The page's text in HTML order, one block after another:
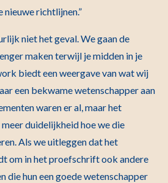
nieuwe richtlijnen.”
niet het geval. We gaan de
maken terwijl je midden in je
biedt een weergave van wat wij
een bekwame wetenschapper aan
waren er al, maar het
duidelijkheid hoe we die
Als we uitleggen dat het
om in het proefschrift ook andere
die hun een goede wetenschapper